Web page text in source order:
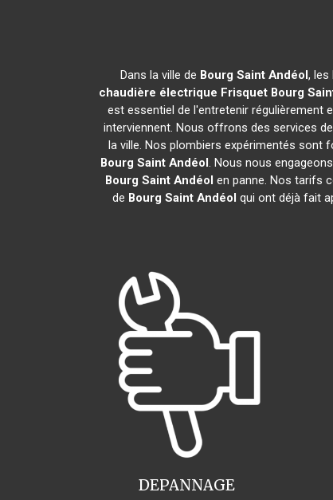
Dans la ville de Bourg Saint Andéol, les
chaudière électrique Frisquet Bourg
est essentiel de l'entretenir régulièrement
interviennent. Nous offrons des services
la ville. Nos plombiers expérimentés sont
Bourg Saint Andéol. Nous nous
Bourg Saint Andéol en panne. Nos tarifs
de Bourg Saint Andéol qui ont déjà fait
DEPANNAGE